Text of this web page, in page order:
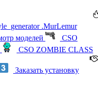
.MurLemur
моделей
CSO
CSO ZOMBIE CLASS
Заказать установку